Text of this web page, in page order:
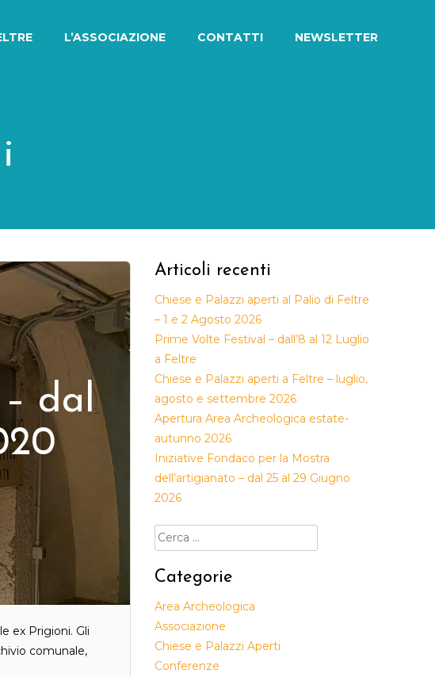
L’ASSOCIAZIONE CONTATTI NEWSLETTER
dal
ex Prigioni. Gli
comunale,
Articoli recenti
Chiese e Palazzi aperti al Palio di Feltre
– 1 e 2 Agosto 2026
Prime Volte Festival – dall’8 al 12 Luglio
a Feltre
Chiese e Palazzi aperti a Feltre – luglio,
agosto e settembre 2026
Apertura Area Archeologica estate-
autunno 2026
Iniziative Fondaco per la Mostra
dell’artigianato – dal 25 al 29 Giugno
2026
Ricerca
per:
Categorie
Area Archeologica
Associazione
Chiese e Palazzi Aperti
Conferenze